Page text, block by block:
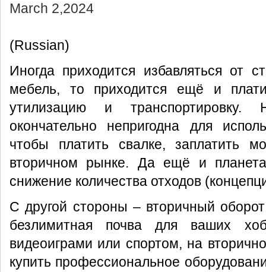
March 2,2024
(Russian)
Иногда приходится избавляться от
мебель, то приходится ещё и
утилизацию и
окончательно непригодна для
чтобы платить свалке, заплатить
вторичном рынке. Да ещё и
снижение количества отходов
С другой стороны – вторичный
безлимитная почва для ваших
видеоиграми или спортом, на
купить профессиональное